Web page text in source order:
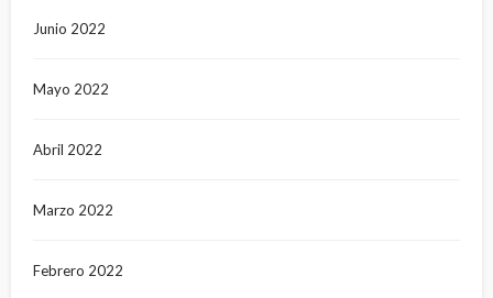
Junio 2022
Mayo 2022
Abril 2022
Marzo 2022
Febrero 2022